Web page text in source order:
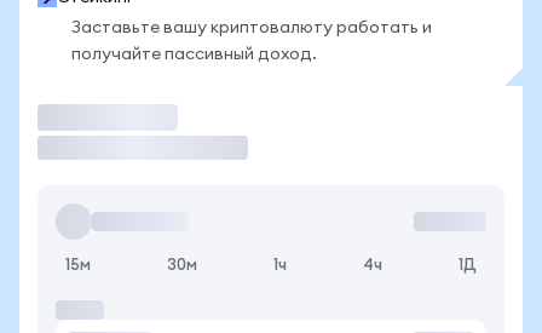
Заставьте вашу криптовалюту работать и
получайте пассивный доход.
15м 30м 1ч 4ч 1Д